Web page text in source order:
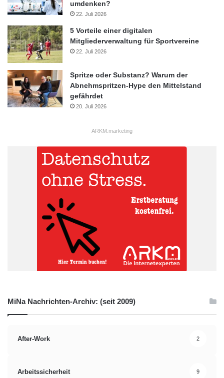
umdenken?
22. Juli 2026
5 Vorteile einer digitalen
Mitgliederverwaltung für Sportvereine
22. Juli 2026
Spritze oder Substanz? Warum der
Abnehmspritzen-Hype den Mittelstand
gefährdet
20. Juli 2026
ARKM.marketing
MiNa Nachrichten-Archiv: (seit 2009)
After-Work 2
Arbeitssicherheit 9